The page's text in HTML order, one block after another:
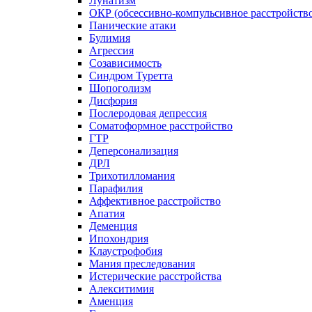
ОКР (обсессивно-компульсивное
Панические атаки
Булимия
Агрессия
Созависимость
Синдром Туретта
Шопоголизм
Дисфория
Послеродовая депрессия
Соматоформное расстройство
ГТР
Деперсонализация
ДРЛ
Трихотилломания
Парафилия
Аффективное расстройство
Апатия
Деменция
Ипохондрия
Клаустрофобия
Мания преследования
Истерические расстройства
Алекситимия
Аменция